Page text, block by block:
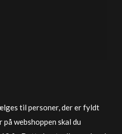
til personer, der er fyldt
webshoppen skal du